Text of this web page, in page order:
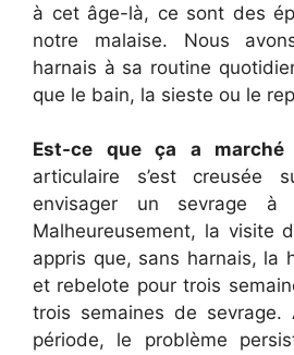
à cet âge-là, ce sont des
notre malaise. Nous
harnais à sa routine
que le bain, la sieste ou le
Est-ce que ça a marché
articulaire s’est creusée
envisager un sevrage
Malheureusement, la visite
appris que, sans harnais, la
et rebelote pour trois
trois semaines de sevrage.
période, le problème